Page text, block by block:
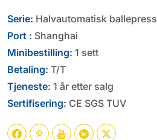
Serie: Halvautomatisk
Port : Shanghai
Minibestilling: 1 sett
Betaling: T/T
Tjeneste: 1 år etter salg
Sertifisering: CE SGS TUV
    